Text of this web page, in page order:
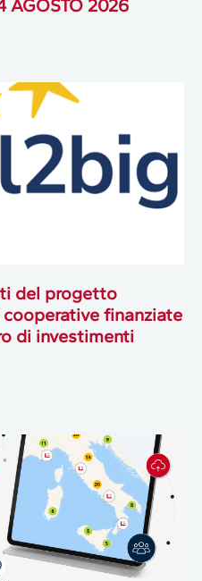
AGOSTO 2026
del progetto
finanziate
di investimenti